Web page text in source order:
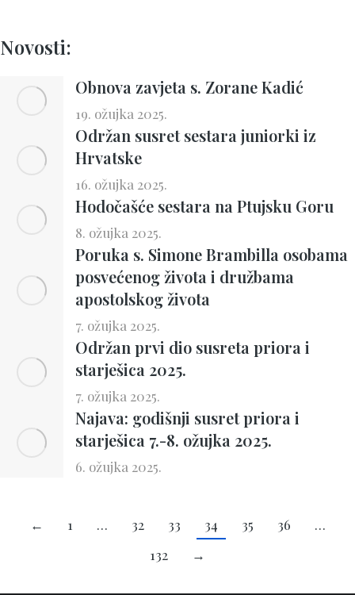
Novosti:
Obnova zavjeta s. Zorane Kadić
19. ožujka 2025.
Održan susret sestara juniorki iz
Hrvatske
16. ožujka 2025.
Hodočašće sestara na Ptujsku Goru
8. ožujka 2025.
Poruka s. Simone Brambilla osobama
posvećenog života i družbama
apostolskog života
7. ožujka 2025.
Održan prvi dio susreta priora i
starješica 2025.
7. ožujka 2025.
Najava: godišnji susret priora i
starješica 7.-8. ožujka 2025.
6. ožujka 2025.
← 1 … 32 33 34 35 36
…
132
→